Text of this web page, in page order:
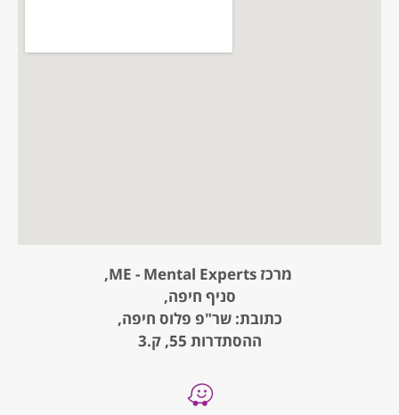
מרכז ME - Mental Experts,
סניף חיפה,
כתובת: שר"פ פלוס חיפה,
ההסתדרות 55, ק.3